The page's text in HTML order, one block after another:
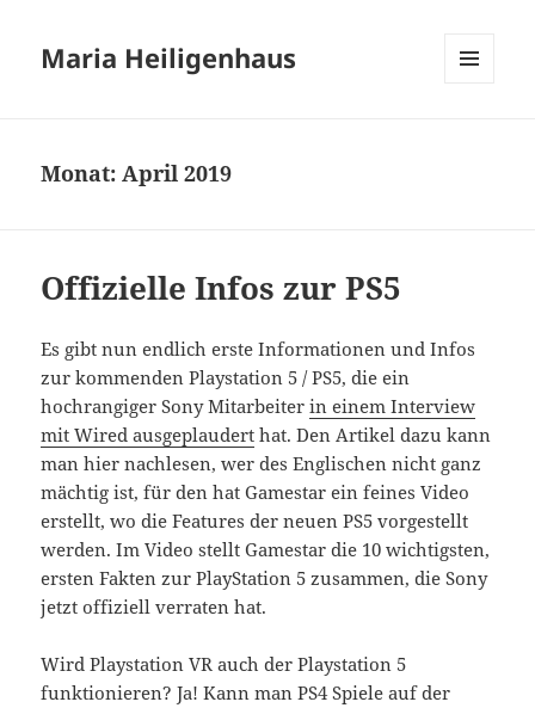
Maria Heiligenhaus
Monat:April 2019
Offizielle Infos zur PS5
Es gibt nun endlich erste Informationen und Infos
zur kommenden Playstation 5 / PS5, die ein
hochrangiger Sony Mitarbeiterin einem Interview
mit Wired ausgeplaudert hat. Den Artikel dazu kann
man hier nachlesen, wer des Englischen nicht ganz
mächtig ist, für den hat Gamestar ein feines Video
erstellt, wo die Features der neuen PS5 vorgestellt
werden. Im Video stellt Gamestar die 10 wichtigsten,
ersten Fakten zur PlayStation 5 zusammen, die Sony
jetzt offiziell verraten hat.
Wird Playstation VR auch der Playstation 5
funktionieren? Ja! Kann man PS4 Spiele auf der